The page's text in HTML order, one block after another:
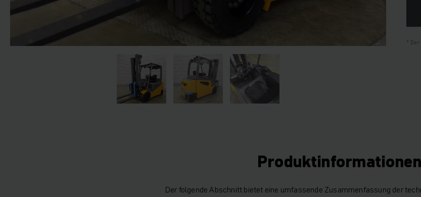
Produktinformationen
Der folgende Abschnitt bietet eine umfassende Zusammenfassung der